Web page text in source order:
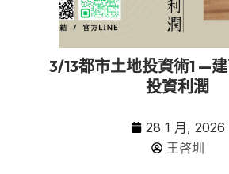
3/13都市土地投資術1 —
投資利潤
28 1 月, 2026
王啓圳